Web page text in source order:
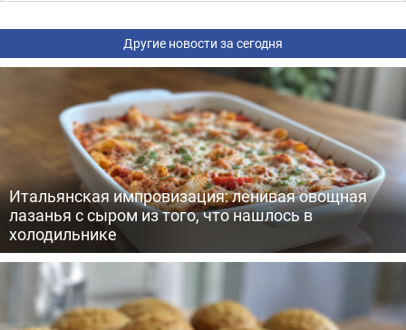
Другие новости за сегодня
Итальянская импровизация: ленивая овощная
лазанья с сыром из того, что нашлось в
холодильнике